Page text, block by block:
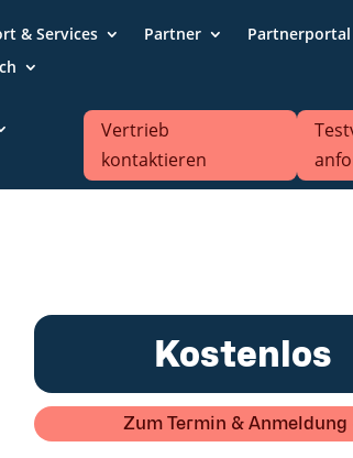
& Services Partner
Partnerportal
Vertrieb
kontaktieren
Kostenlos
Zum Termin & Anmeldung